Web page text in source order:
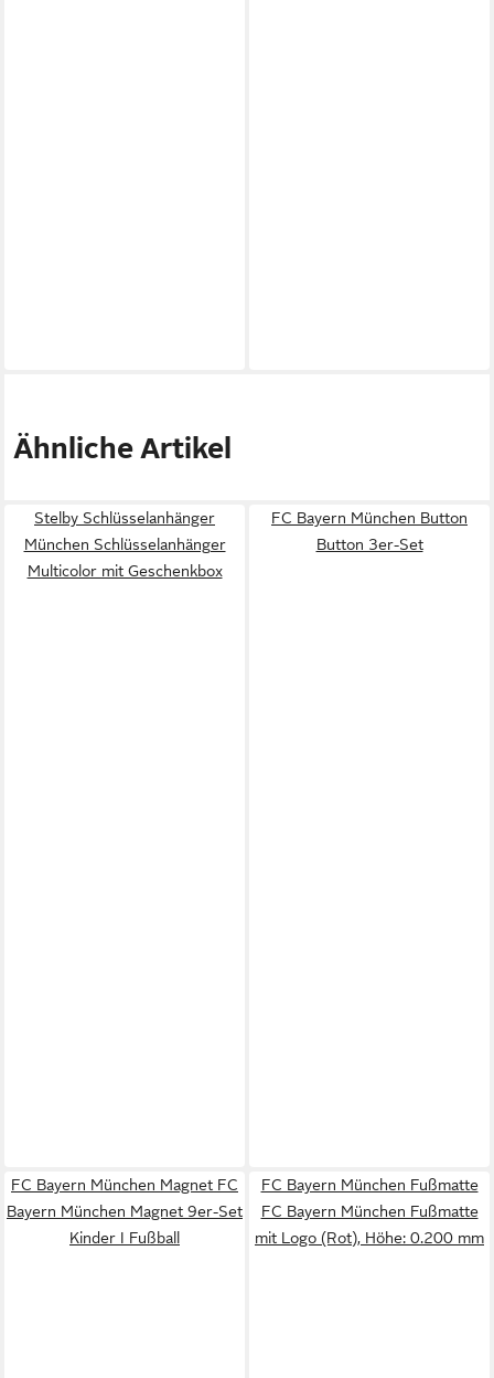
Ähnliche Artikel
Stelby Schlüsselanhänger
München Schlüsselanhänger
Multicolor mit Geschenkbox
FC Bayern München Button
Button 3er-Set
FC Bayern München Magnet FC
Bayern München Magnet 9er-Set
Kinder I Fußball
FC Bayern München Fußmatte
FC Bayern München Fußmatte
mit Logo (Rot), Höhe: 0.200 mm